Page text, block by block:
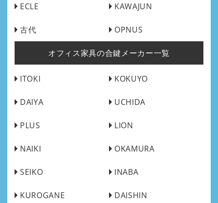
ECLE KAWAJUN
古代 OPNUS
オフィス家具の合鍵メーカー一覧
ITOKI KOKUYO
DAIYA UCHIDA
PLUS LION
NAIKI OKAMURA
SEIKO INABA
KUROGANE DAISHIN